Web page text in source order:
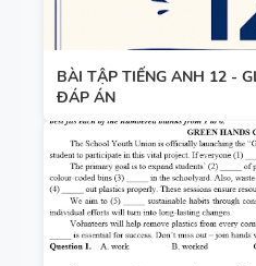
BÀI TẬP TIẾNG ANH 12 -
ĐÁP ÁN